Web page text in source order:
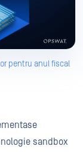
pentru anul fiscal
sandbox